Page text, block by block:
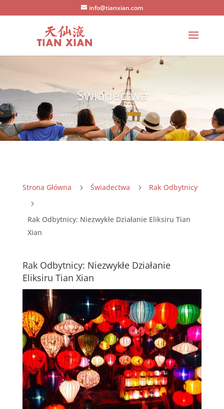
info@tianxian.com
Swiadectwa
Strona Główna 5 Świadectwa 5 Rak Odbytnicy
5
Rak Odbytnicy: Niezwykłe Działanie Eliksiru Tian
Xian
Rak Odbytnicy: Niezwykłe Działanie
Eliksiru Tian Xian